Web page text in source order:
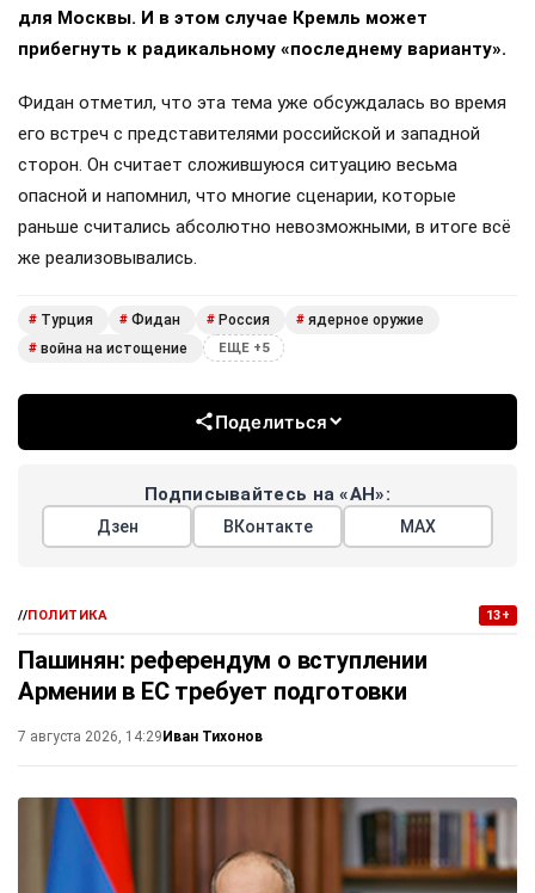
для Москвы. И в этом случае Кремль может
прибегнуть к радикальному «последнему варианту».
Фидан отметил, что эта тема уже обсуждалась во время
его встреч с представителями российской и западной
сторон. Он считает сложившуюся ситуацию весьма
опасной и напомнил, что многие сценарии, которые
раньше считались абсолютно невозможными, в итоге всё
же реализовывались.
# Турция # Фидан # Россия # ядерное оружие
# война на истощение ЕЩЕ +5
Поделиться
Подписывайтесь на «АН»:
Дзен ВКонтакте МАХ
//ПОЛИТИКА 13+
Пашинян: референдум о вступлении
Армении в ЕС требует подготовки
7 августа 2026, 14:29Иван Тихонов